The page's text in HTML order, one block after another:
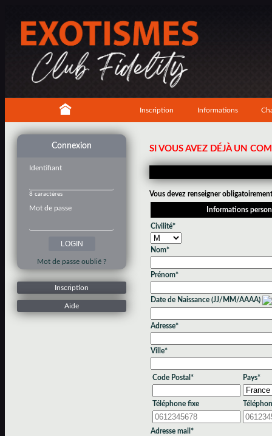
Inscription Informations
Connexion
Identifiant
8 caractères
Mot de passe
Mot de passe oublié ?
Inscription
Aide
SI VOUS AVEZ DÉJÀ UN
Vous devez renseigner
Informations
Civilité*
Nom*
Prénom*
Date de Naissance (JJ/MM/AAAA)
Adresse*
Ville*
Code Postal* Pays*
Téléphone fixe
Adresse mail*